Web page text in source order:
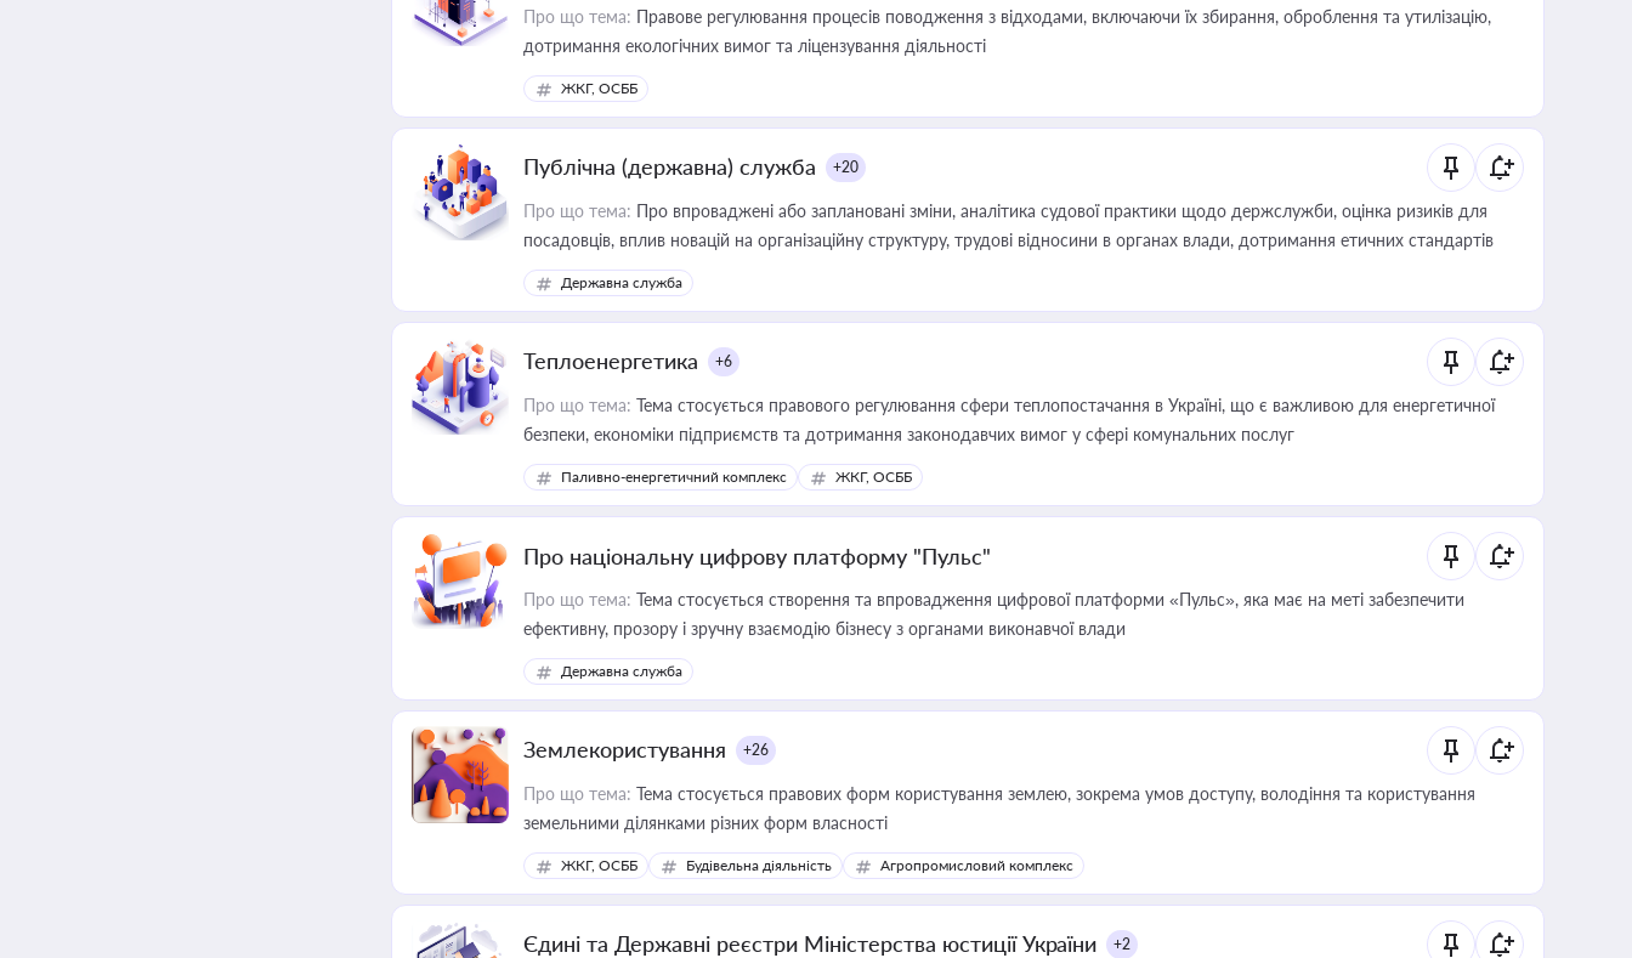
Про що тема: Правове регулювання процесів поводження з відходами, включаючи їх збирання, оброблення та утилізацію,
дотримання екологічних вимог та ліцензування діяльності
ЖКГ, ОСББ
Публічна (державна) служба +20
Про що тема: Про впроваджені або заплановані зміни, аналітика судової практики щодо держслужби, оцінка ризиків для
посадовців, вплив новацій на організаційну структуру, трудові відносини в органах влади, дотримання етичних стандартів
Державна служба
Теплоенергетика +6
Про що тема: Тема стосується правового регулювання сфери теплопостачання в Україні, що є важливою для енергетичної
безпеки, економіки підприємств та дотримання законодавчих вимог у сфері комунальних послуг
Паливно-енергетичний комплекс ЖКГ, ОСББ
Про національну цифрову платформу "Пульс"
Про що тема: Тема стосується створення та впровадження цифрової платформи «Пульс», яка має на меті забезпечити
ефективну, прозору і зручну взаємодію бізнесу з органами виконавчої влади
Державна служба
Землекористування +26
Про що тема: Тема стосується правових форм користування землею, зокрема умов доступу, володіння та користування
земельними ділянками різних форм власності
ЖКГ, ОСББ Будівельна діяльність Агропромисловий комплекс
Єдині та Державні реєстри Міністерства юстиції України +2